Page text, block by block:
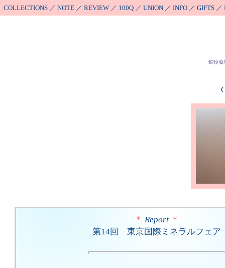
COLLECTIONS／ NOTE／ REVIEW／ 100Q／ UNION／ INFO／ GIFTS／
鉱物蒐
＊Report＊
第14回 東京国際ミネラルフェア